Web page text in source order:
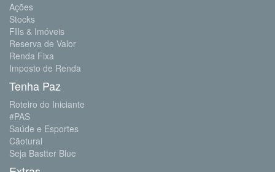
Ações
Stocks
FIIs & Imóveis
Reserva de Valor
Renda Fixa
Imposto de Renda
Tenha Paz
Roteiro do Iniciante
#PAS
Saúde e Esportes
Cãotural
Seja Bastter Blue